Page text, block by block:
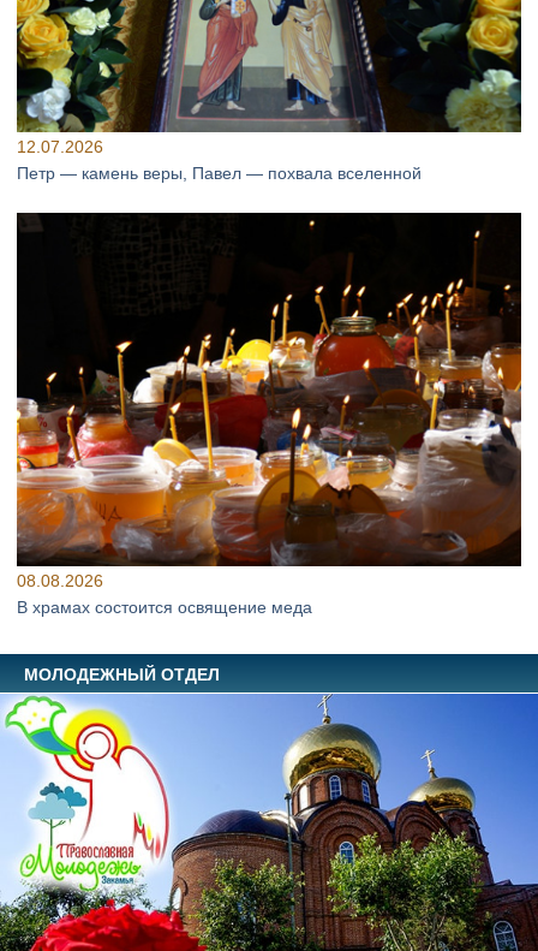
12.07.2026
Петр — камень веры, Павел — похвала вселенной
08.08.2026
В храмах состоится освящение меда
МОЛОДЕЖНЫЙ ОТДЕЛ